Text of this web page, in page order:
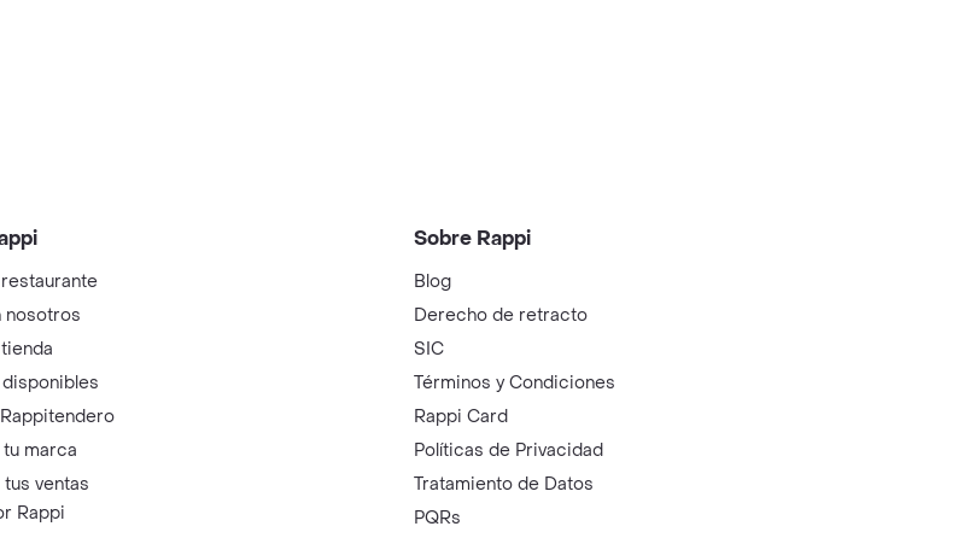
nosotros
marca
ventas
Rappi
Sobre Rappi
Blog
Derecho de retracto
SIC
Términos y Condiciones
Rappi Card
Políticas de Privacidad
Tratamiento de Datos
PQRs